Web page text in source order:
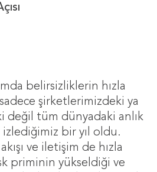
belirsizliklerin hızla
şirketlerimizdeki ya
değil tüm dünyadaki anlık
bir yıl oldu.
ve iletişim de hızla
priminin yükseldiği ve